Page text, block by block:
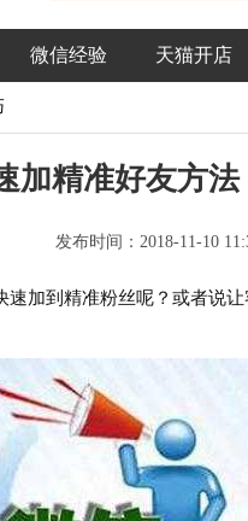
微信经验 天猫开店
加精准好友方
发布时间：2018-11-10
到精准粉丝呢？或者说让